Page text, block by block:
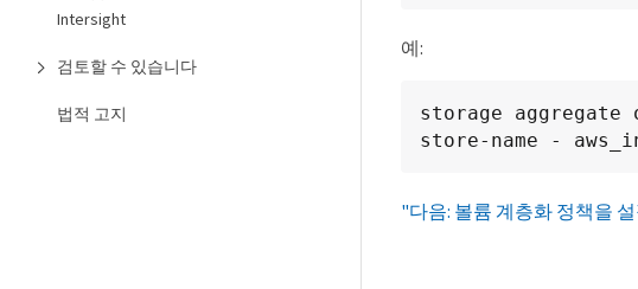
Intersight
검토할 수 있습니다
법적 고지
예:
storage
store-name -
"다음: 볼륨 계층화 정책을